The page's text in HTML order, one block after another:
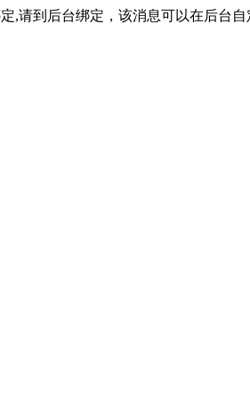
,请到后台绑定，该消息可以在后台自